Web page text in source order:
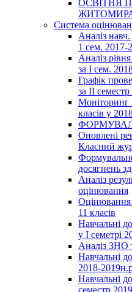
ОСВІТНЯ
ЖИТОМИРА
Система
Аналіз навч.
1 сем. 2017-
Аналіз
за І сем.
Графік
за ІІ
Моніторинг
класів у
Оновлені
Класний
досягнень
Аналіз
оцінювання
Оцінювання
11 класів
Навчальні
у І семетрі
Аналіз ЗНО
Навчальні
2018-
Навчальні